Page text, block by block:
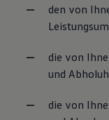
den von
die von
und
die von